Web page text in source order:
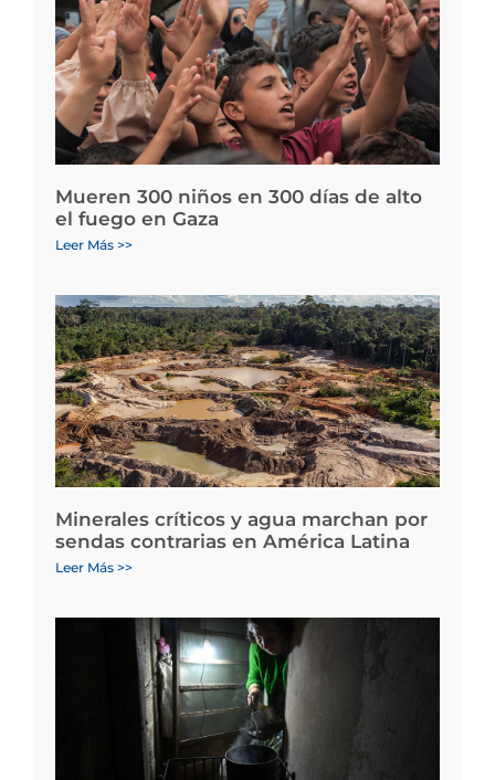
Mueren 300 niños en 300 días de alto
el fuego en Gaza
Leer Más >>
Minerales críticos y agua marchan por
sendas contrarias en América Latina
Leer Más >>